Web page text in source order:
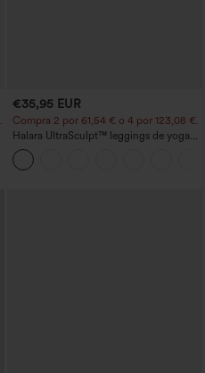
€35,95 EUR
Compra 2 por 61,54 € o 4 por 123,08 €.
Halara UltraSculpt™ leggings de yoga
bootcut de talle alto con control
abdominal, efecto moldeador y bolsillos